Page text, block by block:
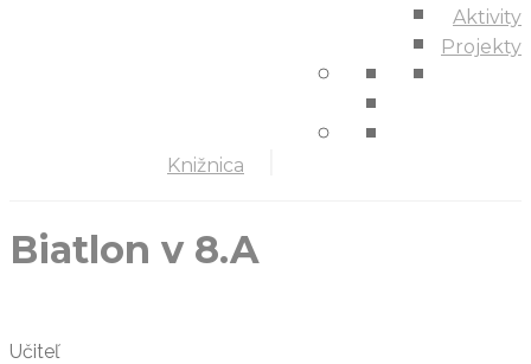
Knižnica
Aktivity
Projekty
Biatlon v 8.A
Učiteľ